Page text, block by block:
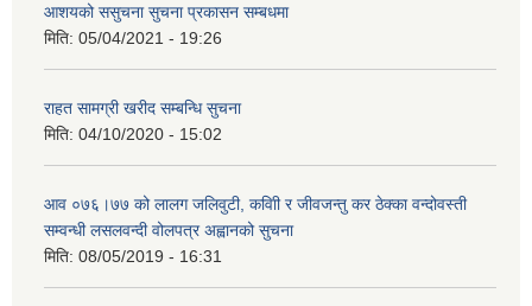
आशयको ससुचना सुचना प्रकासन सम्बधमा
मिति: 05/04/2021 - 19:26
राहत सामग्री खरीद सम्बन्धि सुचना
मिति: 04/10/2020 - 15:02
आव ०७६।७७ को लालग जलिवुटी, कवािी र जीवजन्तु कर ठेक्का वन्दोवस्ती
सम्वन्धी लसलवन्दी वोलपत्र अह्वानको सुचना
मिति: 08/05/2019 - 16:31